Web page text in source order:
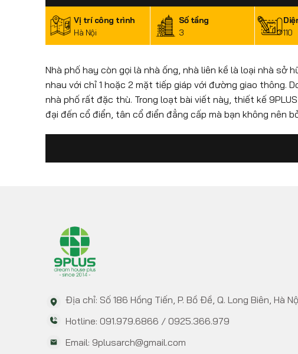
Vị trí công trình
Hà Nội
Số tầng
3
110
Nhà phố hay còn gọi là nhà ống, nhà liên kề là loại nhà
nhau với chỉ 1 hoặc 2 mặt tiếp giáp với đường giao thông.
nhà phố rất đặc thù. Trong loạt bài viết này, thiết kế
đại đến cổ điển, tân cổ điển đẳng cấp mà bạn không nên
Địa chỉ: Số 186 Hồng Tiến, P. Bồ Đề, Q. Long Biên, Hà
Hotline: 091.979.6866 / 0925.366.979
Email: 9plusarch@gmail.com